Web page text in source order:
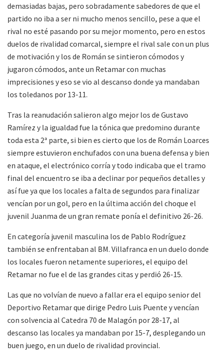
demasiadas bajas, pero sobradamente sabedores de que el
partido no iba a ser ni mucho menos sencillo, pese a que el
rival no esté pasando por su mejor momento, pero en estos
duelos de rivalidad comarcal, siempre el rival sale con un plus
de motivación y los de Román se sintieron cómodos y
jugaron cómodos, ante un Retamar con muchas
imprecisiones y eso se vio al descanso donde ya mandaban
los toledanos por 13-11.
Tras la reanudación salieron algo mejor los de Gustavo
Ramírez y la igualdad fue la tónica que predomino durante
toda esta 2ª parte, si bien es cierto que los de Román Loarces
siempre estuvieron enchufados con una buena defensa y bien
en ataque, el electrónico corría y todo indicaba que el tramo
final del encuentro se iba a declinar por pequeños detalles y
así fue ya que los locales a falta de segundos para finalizar
vencían por un gol, pero en la última acción del choque el
juvenil Juanma de un gran remate ponía el definitivo 26-26.
En categoría juvenil masculina los de Pablo Rodríguez
también se enfrentaban al BM. Villafranca en un duelo donde
los locales fueron netamente superiores, el equipo del
Retamar no fue el de las grandes citas y perdió 26-15.
Las que no volvían de nuevo a fallar era el equipo senior del
Deportivo Retamar que dirige Pedro Luis Puente y vencían
con solvencia al Catedra 70 de Malagón por 28-17, al
descanso las locales ya mandaban por 15-7, desplegando un
buen juego, en un duelo de rivalidad provincial.